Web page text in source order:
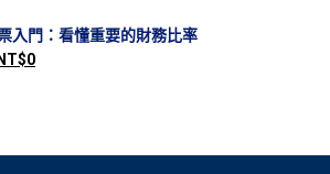
入門：看懂重要的財務比率
0